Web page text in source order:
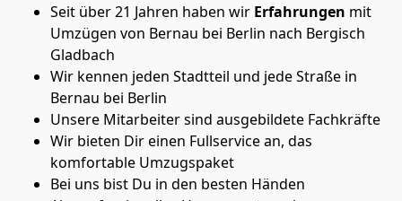
Seit über 21 Jahren haben wir Erfahrungen mit
Umzügen von Bernau bei Berlin nach Bergisch
Gladbach
Wir kennen jeden Stadtteil und jede Straße in
Bernau bei Berlin
Unsere Mitarbeiter sind ausgebildete Fachkräfte
Wir bieten Dir einen Fullservice an, das
komfortable Umzugspaket
Bei uns bist Du in den besten Händen